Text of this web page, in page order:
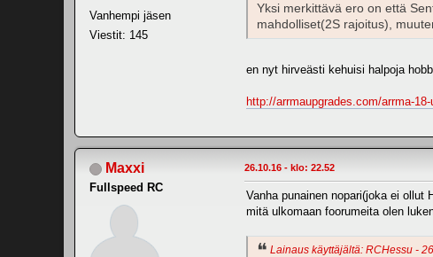
Vanhempi jäsen
Viestit: 145
Yksi merkittävä ero on että
mahdolliset(2S rajoitus),
en nyt hirveästi kehuisi halpoja
http://arrmaupgrades.com/arrma-
Maxxi
Fullspeed RC
26.10.16 - klo: 22.52
Vanha punainen nopari(joka ei
mitä ulkomaan foorumeita olen
Lainaus käyttäjältä: RCHessu -